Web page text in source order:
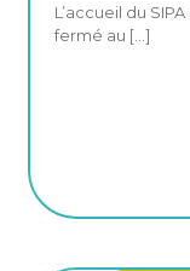
L’accueil du
fermé au […]